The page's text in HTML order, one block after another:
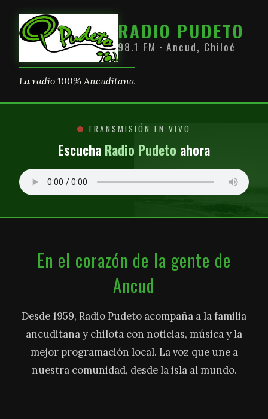
RADIO PUDETO
98.1 FM · Ancud, Chiloé
La radio 100% Ancuditana
TRANSMISIÓN EN VIVO
Escucha Radio Pudeto ahora
En el corazón de la gente de
Ancud
Desde 1959, Radio Pudeto acompaña a la familia
ancuditana y chilota con noticias, música y la
mejor programación local. La voz que une a
nuestra comunidad, desde la isla al mundo.